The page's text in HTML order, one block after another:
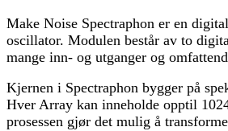
Make Noise Spectraphon er en
oscillator. Modulen består av to
mange inn- og utganger og
Kjernen i Spectraphon bygger på
Hver Array kan inneholde opptil
prosessen gjør det mulig å